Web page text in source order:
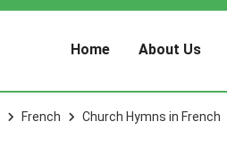
Home About Us
French Church Hymns in French